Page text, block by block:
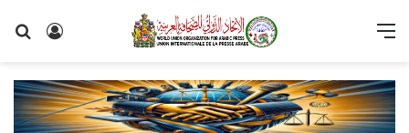
تسجيل
القائمة